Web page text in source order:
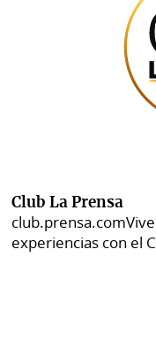
Club La Prensa
club.prensa.com
experiencias con el